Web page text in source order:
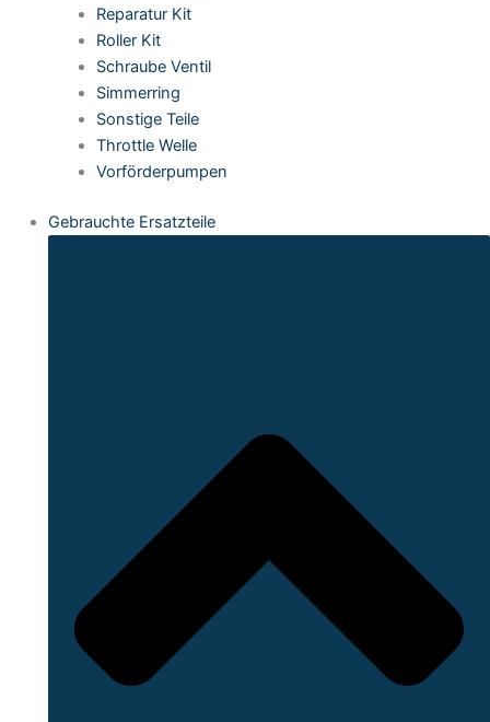
Reparatur Kit
Roller Kit
Schraube Ventil
Simmerring
Sonstige Teile
Throttle Welle
Vorförderpumpen
Gebrauchte Ersatzteile